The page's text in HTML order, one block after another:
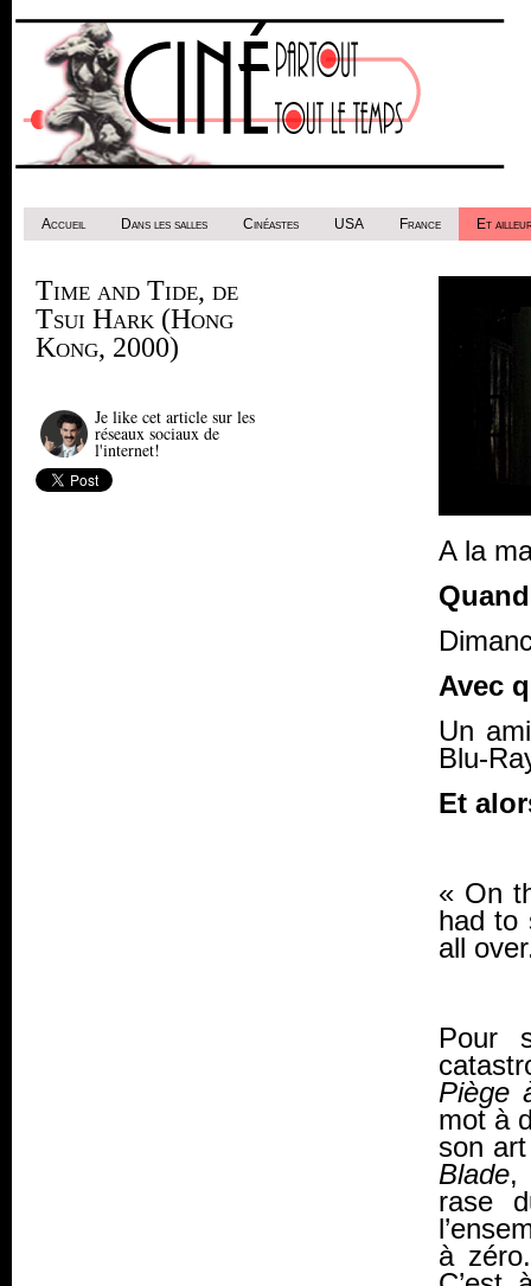
Accueil Dans les salles Cinéastes USA France Et
Time and Tide, de
Tsui Hark (Hong
Kong, 2000)
Je like cet article sur les
réseaux sociaux de
l'internet!
A la
Avec
Un
Blu-
Et
« On
had to
all
Pour
Piège
mot à
son
Blade,
rase
à